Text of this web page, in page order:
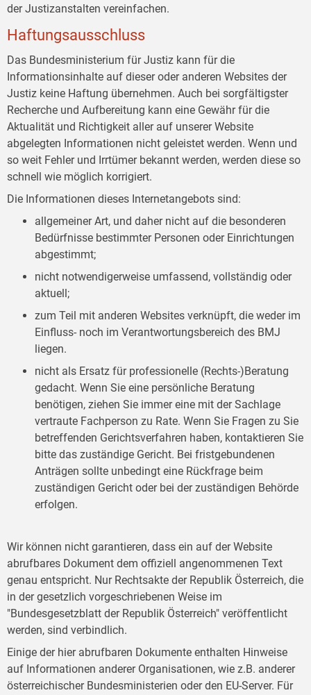
der Justizanstalten vereinfachen.
Haftungsausschluss
Das Bundesministerium für Justiz kann für die
Informationsinhalte auf dieser oder anderen Websites der
Justiz keine Haftung übernehmen. Auch bei sorgfältigster
Recherche und Aufbereitung kann eine Gewähr für die
Aktualität und Richtigkeit aller auf unserer Website
abgelegten Informationen nicht geleistet werden. Wenn und
so weit Fehler und Irrtümer bekannt werden, werden diese so
schnell wie möglich korrigiert.
Die Informationen dieses Internetangebots sind:
allgemeiner Art, und daher nicht auf die besonderen
Bedürfnisse bestimmter Personen oder Einrichtungen
abgestimmt;
nicht notwendigerweise umfassend, vollständig oder
aktuell;
zum Teil mit anderen Websites verknüpft, die weder im
Einfluss- noch im Verantwortungsbereich des BMJ
liegen.
nicht als Ersatz für professionelle (Rechts-)Beratung
gedacht. Wenn Sie eine persönliche Beratung
benötigen, ziehen Sie immer eine mit der Sachlage
vertraute Fachperson zu Rate. Wenn Sie Fragen zu Sie
betreffenden Gerichtsverfahren haben, kontaktieren Sie
bitte das zuständige Gericht. Bei fristgebundenen
Anträgen sollte unbedingt eine Rückfrage beim
zuständigen Gericht oder bei der zuständigen Behörde
erfolgen.
Wir können nicht garantieren, dass ein auf der Website
abrufbares Dokument dem offiziell angenommenen Text
genau entspricht. Nur Rechtsakte der Republik Österreich, die
in der gesetzlich vorgeschriebenen Weise im
"Bundesgesetzblatt der Republik Österreich" veröffentlicht
werden, sind verbindlich.
Einige der hier abrufbaren Dokumente enthalten Hinweise
auf Informationen anderer Organisationen, wie z.B. anderer
österreichischer Bundesministerien oder den EU-Server. Für